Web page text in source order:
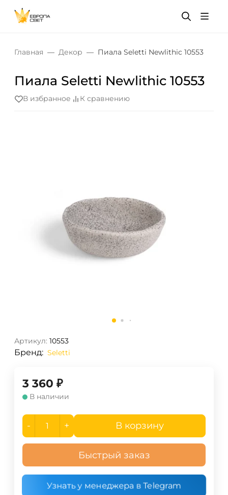
Главная Декор Пиала Seletti Newlithic 10553
Пиала Seletti Newlithic 10553
В избранное К сравнению
Артикул: 10553
Бренд: Seletti
3 360 ₽
В наличии
- + В корзину
Быстрый заказ
Узнать у менеджера в Telegram